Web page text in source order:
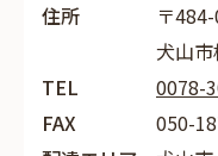
住所
〒
犬山
TEL
0078-
FAX
050-